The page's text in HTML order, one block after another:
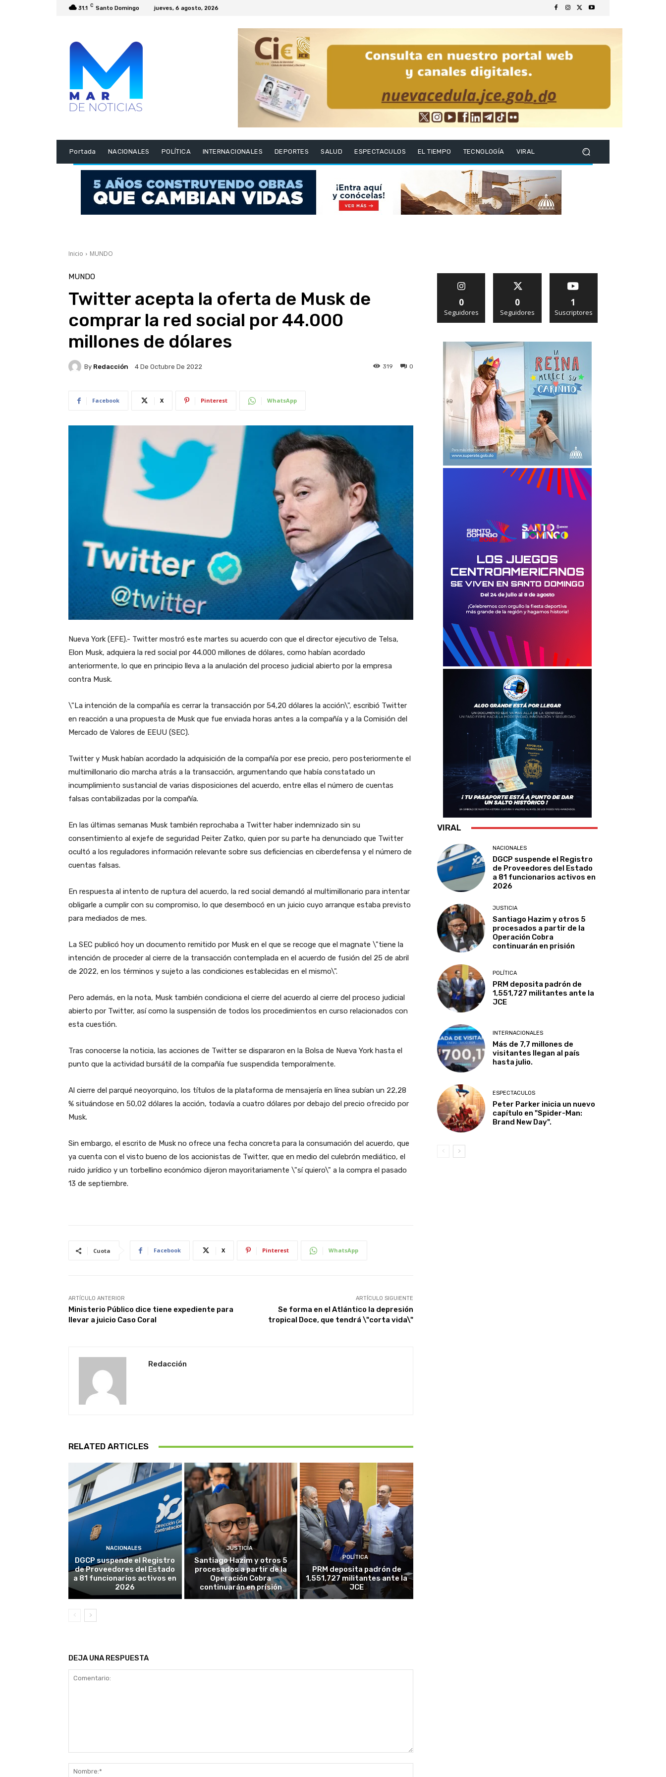
31.1 C Santo Domingo jueves, 6 agosto, 2026
Portada NACIONALES POLÍTICA INTERNACIONALES DEPORTES SALUD ESPECTACULOS EL TIEMPO TECNOLOGÍA VIRAL
Inicio MUNDO
MUNDO
Twitter acepta la oferta de Musk de
comprar la red social por 44.000
millones de dólares
By Redacción 4 De Octubre De 2022 0
319
Facebook X Pinterest WhatsApp
Nueva York (EFE).- Twitter mostró este martes su acuerdo con que el director ejecutivo de Telsa,
Elon Musk, adquiera la red social por 44.000 millones de dólares, como habían acordado
anteriormente, lo que en principio lleva a la anulación del proceso judicial abierto por la empresa
contra Musk.
\"La intención de la compañía es cerrar la transacción por 54,20 dólares la acción\", escribió Twitter
en reacción a una propuesta de Musk que fue enviada horas antes a la compañía y a la Comisión del
Mercado de Valores de EEUU (SEC).
Twitter y Musk habían acordado la adquisición de la compañía por ese precio, pero posteriormente el
multimillonario dio marcha atrás a la transacción, argumentando que había constatado un
incumplimiento sustancial de varias disposiciones del acuerdo, entre ellas el número de cuentas
falsas contabilizadas por la compañía.
En las últimas semanas Musk también reprochaba a Twitter haber indemnizado sin su
consentimiento al exjefe de seguridad Peiter Zatko, quien por su parte ha denunciado que Twitter
ocultó a los reguladores información relevante sobre sus deficiencias en ciberdefensa y el número de
cuentas falsas.
En respuesta al intento de ruptura del acuerdo, la red social demandó al multimillonario para intentar
obligarle a cumplir con su compromiso, lo que desembocó en un juicio cuyo arranque estaba previsto
para mediados de mes.
La SEC publicó hoy un documento remitido por Musk en el que se recoge que el magnate \"tiene la
intención de proceder al cierre de la transacción contemplada en el acuerdo de fusión del 25 de abril
de 2022, en los términos y sujeto a las condiciones establecidas en el mismo\".
Pero además, en la nota, Musk también condiciona el cierre del acuerdo al cierre del proceso judicial
abierto por Twitter, así como la suspensión de todos los procedimientos en curso relacionados con
esta cuestión.
Tras conocerse la noticia, las acciones de Twitter se dispararon en la Bolsa de Nueva York hasta el
punto que la actividad bursátil de la compañía fue suspendida temporalmente.
Al cierre del parqué neoyorquino, los títulos de la plataforma de mensajería en línea subían un 22,28
% situándose en 50,02 dólares la acción, todavía a cuatro dólares por debajo del precio ofrecido por
Musk.
Sin embargo, el escrito de Musk no ofrece una fecha concreta para la consumación del acuerdo, que
ya cuenta con el visto bueno de los accionistas de Twitter, que en medio del culebrón mediático, el
ruido jurídico y un torbellino económico dijeron mayoritariamente \"sí quiero\" a la compra el pasado
13 de septiembre.
Cuota Facebook X Pinterest WhatsApp
ARTÍCULO ANTERIOR
Ministerio Público dice tiene expediente para
llevar a juicio Caso Coral
ARTÍCULO SIGUIENTE
Se forma en el Atlántico la depresión
tropical Doce, que tendrá \"corta vida\"
Redacción
RELATED ARTICLES
NACIONALES
DGCP suspende el Registro
de Proveedores del Estado
a 81 funcionarios activos en
2026
JUSTICIA
Santiago Hazim y otros 5
procesados a partir de la
Operación Cobra
continuarán en prisión
POLÍTICA
PRM deposita padrón de
1,551,727 militantes ante la
JCE
DEJA UNA RESPUESTA
0
Seguidores
0
Seguidores
1
Suscriptores
VIRAL
NACIONALES
DGCP suspende el Registro
de Proveedores del Estado
a 81 funcionarios activos en
2026
JUSTICIA
Santiago Hazim y otros 5
procesados a partir de la
Operación Cobra
continuarán en prisión
POLÍTICA
PRM deposita padrón de
1,551,727 militantes ante la
JCE
INTERNACIONALES
Más de 7,7 millones de
visitantes llegan al país
hasta julio.
ESPECTACULOS
Peter Parker inicia un nuevo
capítulo en "Spider-Man:
Brand New Day".